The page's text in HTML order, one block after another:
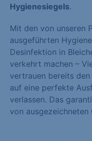
Hygienesiegels.
Mit den von unseren
ausgeführten
Desinfektion in
verkehrt machen –
vertrauen bereits
auf eine perfekte
verlassen. Das
von ausgezeichneten